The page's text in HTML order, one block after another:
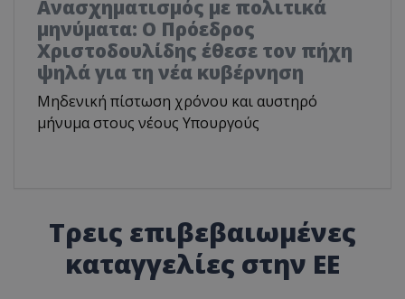
Ανασχηματισμός με πολιτικά
μηνύματα: Ο Πρόεδρος
Χριστοδουλίδης έθεσε τον πήχη
ψηλά για τη νέα κυβέρνηση
Μηδενική πίστωση χρόνου και αυστηρό
μήνυμα στους νέους Υπουργούς
Τρεις επιβεβαιωμένες
καταγγελίες στην ΕΕ